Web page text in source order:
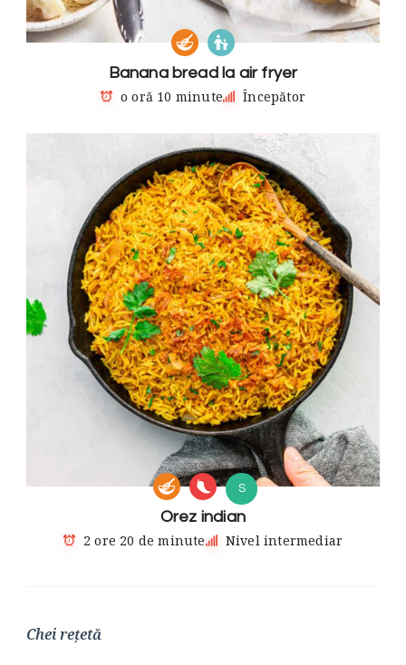
Banana bread la air fryer
o oră 10 minute
Începător
S
Orez indian
2 ore 20 de minute
Nivel intermediar
Chei rețetă